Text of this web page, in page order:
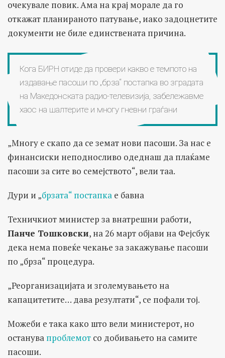
очекувале повик. Ама на крај морале да го
откажат планираното патување, иако задоцнетите
документи не биле единствената причина.
Кога БИРН отиде да провери какво е темпото на
издавање пасоши по „брза“ постапка во зградата
на Македонската радио-телевизија, забележавме
хаос на шалтерите и многу гневни граѓани
„Многу е скапо да се земат нови пасоши. За нас е
финансиски неподносливо одеднаш да плаќаме
пасоши за сите во семејството“, вели таа.
Дури и „брзата“ постапка е бавна
Техничкиот министер за внатрешни работи,
Панче Тошковски, на 26 март објави на Фејсбук
дека нема повеќе чекање за закажување пасоши
по „брза“ процедура.
„Реорганизацијата и зголемувањето на
капацитетите… дава резултати“, се пофали тој.
Можеби е така како што вели министерот, но
останува проблемот со добивањето на самите
пасоши.